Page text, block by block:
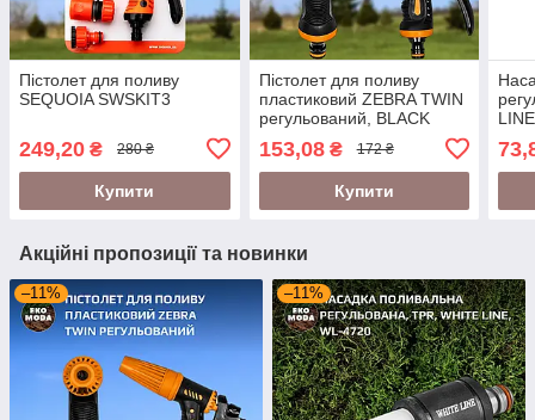
Пістолет для поливу
SEQUOIA SWSKIT3
249,20 ₴ 280 ₴
Купити
Пістолет для поливу
пластиковий ZEBRA TWIN
регульований, BLACK
153,08₴ 172 ₴
Купити
Акційні пропозиції та новинки
–11% –11%